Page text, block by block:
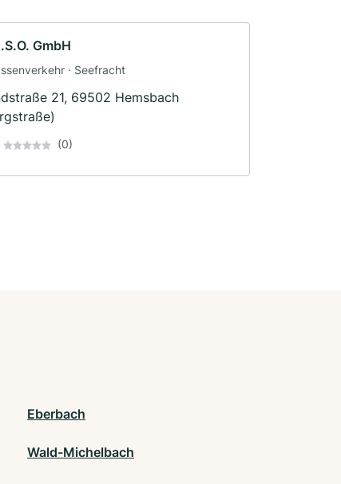
GmbH
· Seefracht
21, 69502 Hemsbach
(0)
Eberbach
Wald-Michelbach